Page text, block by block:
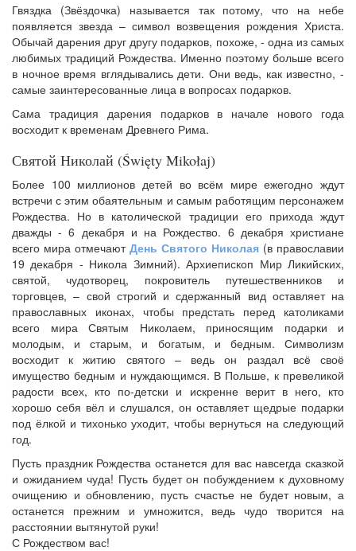
Гвяздка (Звёздочка) называется так потому, что на небе
появляется звезда – символ возвещения рождения Христа.
Обычай дарения друг другу подарков, похоже, - одна из самых
любимых традиций Рождества. Именно поэтому больше всего
в ночное время вглядывались дети. Они ведь, как известно, -
самые заинтересованные лица в вопросах подарков.
Сама традиция дарения подарков в начале нового года
восходит к временам Древнего Рима.
Святой Николай (Święty Mikołaj)
Более 100 миллионов детей во всём мире ежегодно ждут
встречи с этим обаятельным и самым работящим персонажем
Рождества. Но в католической традиции его прихода ждут
дважды - 6 декабря и на Рождество. 6 декабря христиане
всего мира отмечают День Святого Николая (в православии
19 декабря - Никола Зимний). Архиепископ Мир Ликийских,
святой, чудотворец, покровитель путешественников и
торговцев, – свой строгий и сдержанный вид оставляет на
православных иконах, чтобы предстать перед католиками
всего мира Святым Николаем, приносящим подарки и
молодым, и старым, и богатым, и бедным. Символизм
восходит к житию святого – ведь он раздал всё своё
имущество бедным и нуждающимся. В Польше, к превеликой
радости всех, кто по-детски и искренне верит в него, кто
хорошо себя вёл и слушался, он оставляет щедрые подарки
под ёлкой и тихонько уходит, чтобы вернуться на следующий
год.
Пусть праздник Рождества останется для вас навсегда сказкой
и ожиданием чуда! Пусть будет он побуждением к духовному
очищению и обновлению, пусть счастье не будет новым, а
останется прежним и умножится, ведь чудо творится на
расстоянии вытянутой руки!
С Рождеством вас!